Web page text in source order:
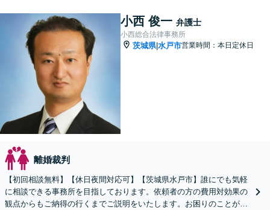
小西 俊一 弁護士
小西総合法律事務所
茨城県|水戸市営業時間：本日定休日
離婚裁判
【初回相談無料】【休日夜間対応可】【茨城県水戸市】誰にでも気軽
に相談できる事務所を目指しております。依頼者の方の費用対効果の
観点からもご納得の行くまでご説明をいたします。お困りのことがご